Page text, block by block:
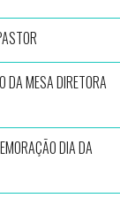
DA MESA DIRETORA
DIA DA